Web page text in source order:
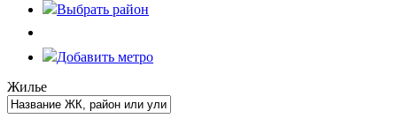
Выбрать район
Добавить метро
Жилье